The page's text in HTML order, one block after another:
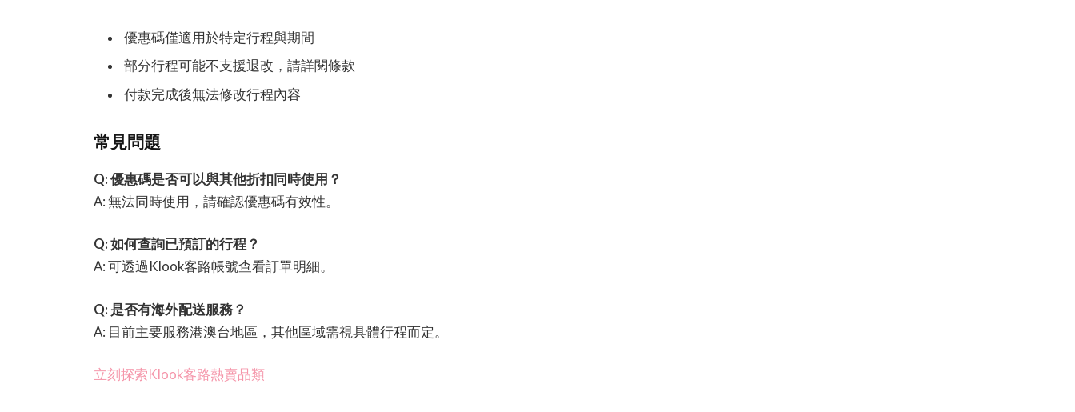
優惠碼僅適用於特定行程與期間
部分行程可能不支援退改，請詳閱條款
付款完成後無法修改行程內容
常見問題
Q: 優惠碼是否可以與其他折扣同時使用？
A: 無法同時使用，請確認優惠碼有效性。
Q: 如何查詢已預訂的行程？
A: 可透過Klook客路帳號查看訂單明細。
Q: 是否有海外配送服務？
A: 目前主要服務港澳台地區，其他區域需視具體行程而定。
立刻探索Klook客路熱賣品類